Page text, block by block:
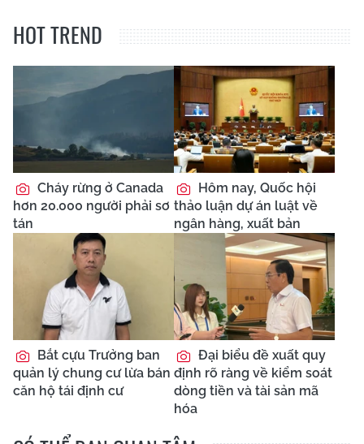
HOT TREND
Cháy rừng ở Canada
hơn 20.000 người phải sơ
tán
Hôm nay, Quốc hội
thảo luận dự án luật về
ngân hàng, xuất bản
Bắt cựu Trưởng ban
quản lý chung cư lừa bán
căn hộ tái định cư
Đại biểu đề xuất quy
định rõ ràng về kiểm soát
dòng tiền và tài sản mã
hóa